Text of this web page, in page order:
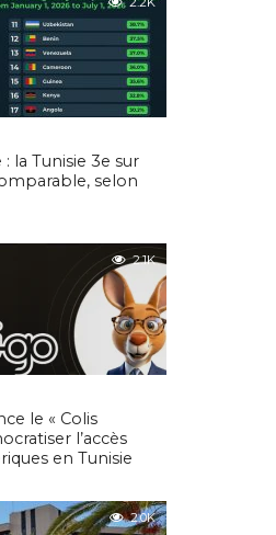
la Tunisie 3e sur
selon
2.1K
le « Colis
l’accès
en Tunisie
2.0K